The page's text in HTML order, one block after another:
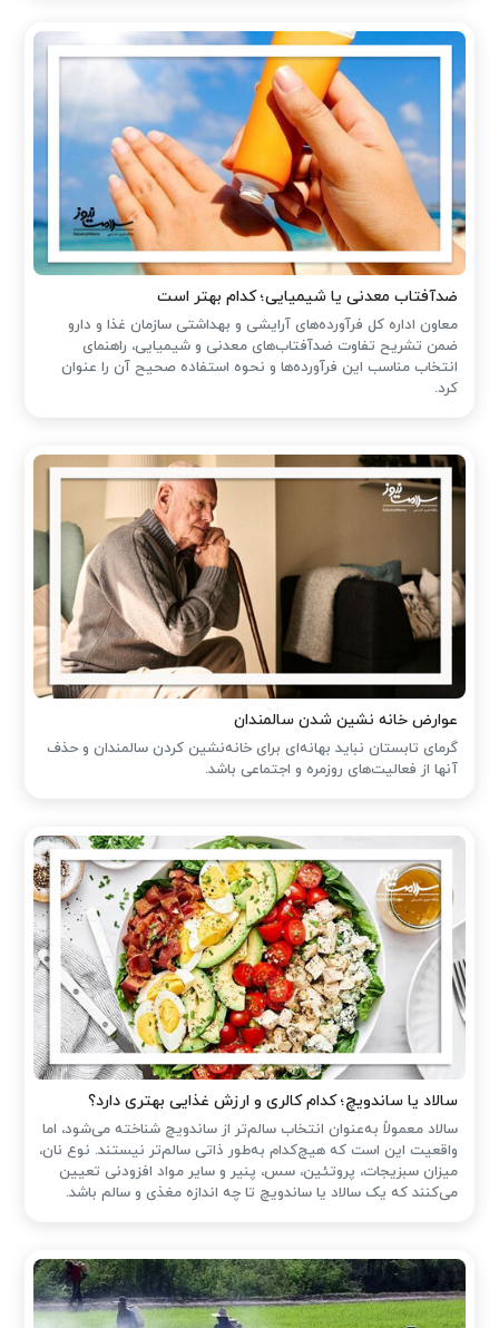
ضدآفتاب‌ معدنی یا شیمیایی؛ کدام بهتر است
معاون اداره کل فرآورده‌های آرایشی و بهداشتی سازمان غذا و دارو
ضمن تشریح تفاوت ضدآفتاب‌های معدنی و شیمیایی، راهنمای
انتخاب مناسب این فرآورده‌ها و نحوه استفاده صحیح آن را عنوان
کرد.
عوارض خانه نشین شدن سالمندان
گرمای تابستان نباید بهانه‌ای برای خانه‌نشین کردن سالمندان و حذف
آنها از فعالیت‌های روزمره و اجتماعی باشد.
سالاد یا ساندویچ؛ کدام کالری و ارزش غذایی بهتری دارد؟
سالاد معمولاً به‌عنوان انتخاب سالم‌تر از ساندویچ شناخته می‌شود، اما
واقعیت این است که هیچ‌کدام به‌طور ذاتی سالم‌تر نیستند. نوع نان،
میزان سبزیجات، پروتئین، سس، پنیر و سایر مواد افزودنی تعیین
می‌کنند که یک سالاد یا ساندویچ تا چه اندازه مغذی و سالم باشد.